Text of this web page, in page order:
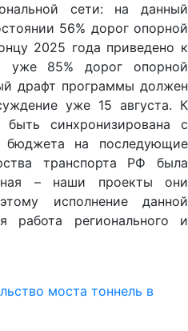
сети: на данный
56% дорог опорной
2025 года приведено к
уже 85% дорог опорной
драфт программы должен
уже 15 августа. К
синхронизирована с
бюджета на последующие
транспорта РФ была
– наши проекты они
исполнение данной
работа регионального и
моста тоннель в